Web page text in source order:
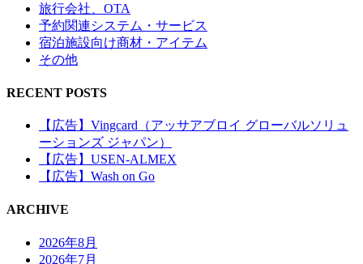
旅行会社、OTA
予約関連システム・サービス
宿泊施設向け商材・アイテム
その他
RECENT POSTS
【広告】Vingcard（アッサアブロイ グローバルソリュ
ーションズ ジャパン）
【広告】USEN-ALMEX
【広告】Wash on Go
ARCHIVE
2026年8月
2026年7月